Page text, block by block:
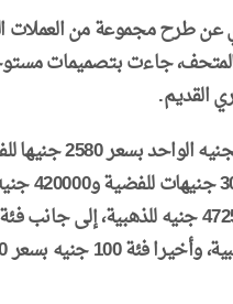
عن طرح مجموعة من العملات
المتحف، جاءت بتصميمات
القديم.
جنيه للذهبية، وفئة